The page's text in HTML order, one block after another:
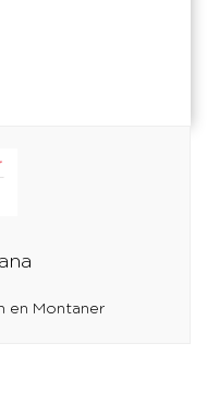
en Montaner